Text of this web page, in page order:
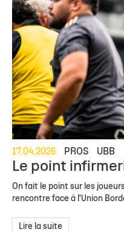
17.04.2026 PROS UBB
Le point
On fait le point sur les
rencontre face à l'Union
Lire la suite